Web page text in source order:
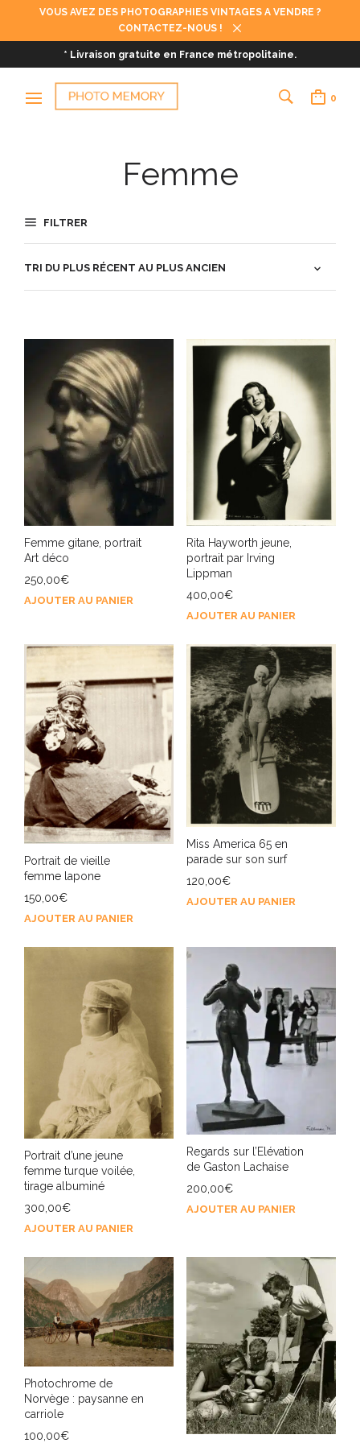
VOUS AVEZ DES PHOTOGRAPHIES VINTAGES A VENDRE ?
CONTACTEZ-NOUS !
* Livraison gratuite en France métropolitaine.
0
Femme
FILTRER
Femme gitane, portrait
Art déco
250,00€
AJOUTER AU PANIER
Rita Hayworth jeune,
portrait par Irving
Lippman
400,00€
AJOUTER AU PANIER
Portrait de vieille
femme lapone
150,00€
AJOUTER AU PANIER
Miss America 65 en
parade sur son surf
120,00€
AJOUTER AU PANIER
Portrait d’une jeune
femme turque voilée,
tirage albuminé
300,00€
AJOUTER AU PANIER
Regards sur l’Elévation
de Gaston Lachaise
200,00€
AJOUTER AU PANIER
Photochrome de
Norvège : paysanne en
carriole
100,00€